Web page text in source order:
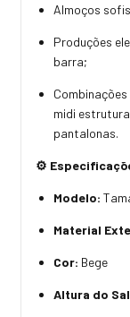
Almoços
Produções
barra;
midi
pantalonas.
⚙️
Modelo:
Material
Cor: Bege
Altura do